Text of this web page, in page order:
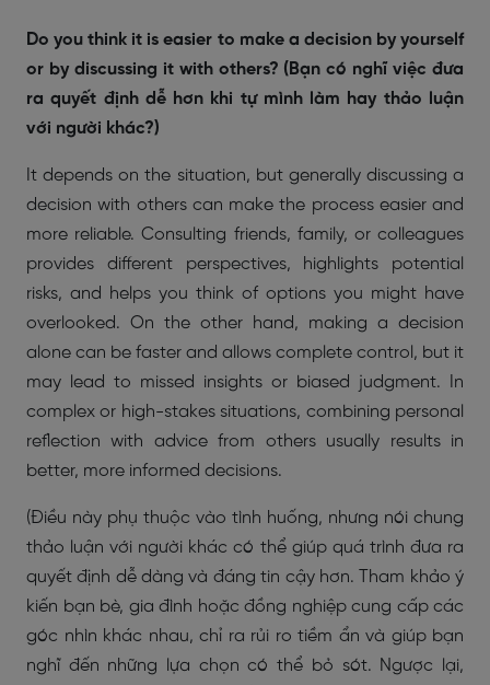
Do you think it is easier to make a decision by yourself
or by discussing it with others? (Bạn có nghĩ việc đưa
ra quyết định dễ hơn khi tự mình làm hay thảo luận
với người khác?)
It depends on the situation, but generally discussing a
decision with others can make the process easier and
more reliable. Consulting friends, family, or colleagues
provides different perspectives, highlights potential
risks, and helps you think of options you might have
overlooked. On the other hand, making a decision
alone can be faster and allows complete control, but it
may lead to missed insights or biased judgment. In
complex or high-stakes situations, combining personal
reflection with advice from others usually results in
better, more informed decisions.
(Điều này phụ thuộc vào tình huống, nhưng nói chung
thảo luận với người khác có thể giúp quá trình đưa ra
quyết định dễ dàng và đáng tin cậy hơn. Tham khảo ý
kiến bạn bè, gia đình hoặc đồng nghiệp cung cấp các
góc nhìn khác nhau, chỉ ra rủi ro tiềm ẩn và giúp bạn
nghĩ đến những lựa chọn có thể bỏ sót. Ngược lại,